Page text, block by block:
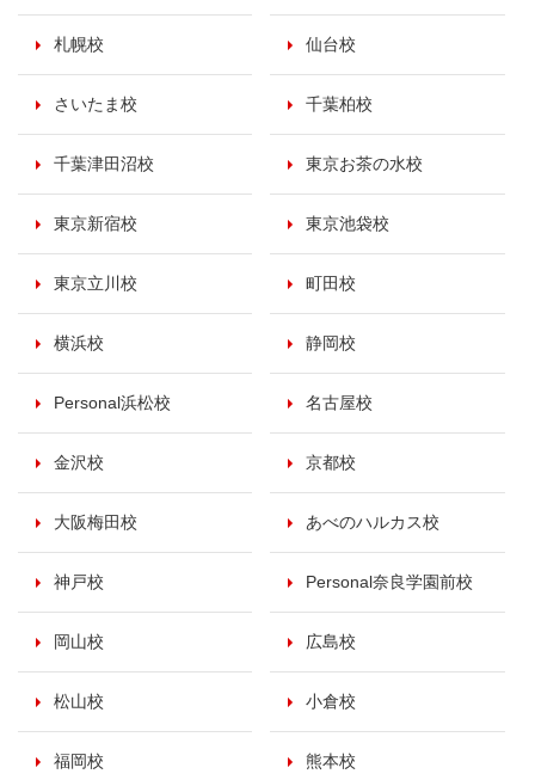
札幌校 仙台校
さいたま校 千葉柏校
千葉津田沼校 東京お茶の水校
東京新宿校 東京池袋校
東京立川校 町田校
横浜校 静岡校
Personal浜松校 名古屋校
金沢校 京都校
大阪梅田校 あべのハルカス校
神戸校 Personal奈良学園前校
岡山校 広島校
松山校 小倉校
福岡校 熊本校